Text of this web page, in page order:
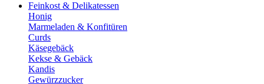
Feinkost & Delikatessen
Honig
Marmeladen & Konfitüren
Curds
Käsegebäck
Kekse & Gebäck
Kandis
Gewürzzucker